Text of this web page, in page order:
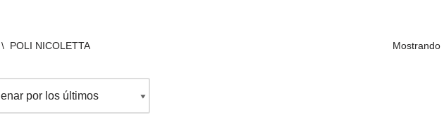
\ POLI NICOLETTA Mostrando